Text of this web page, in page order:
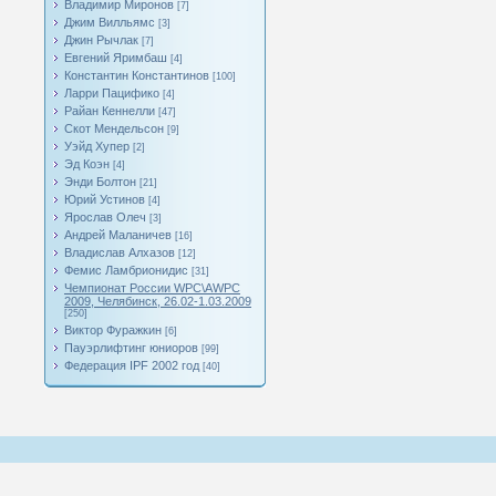
Владимир Миронов [7]
Джим Вилльямс [3]
Джин Рычлак [7]
Евгений Яримбаш [4]
Константин Константинов [100]
Ларри Пацифико [4]
Райан Кеннелли [47]
Скот Мендельсон [9]
Уэйд Хупер [2]
Эд Коэн [4]
Энди Болтон [21]
Юрий Устинов [4]
Ярослав Олеч [3]
Андрей Маланичев [16]
Владислав Алхазов [12]
Фемис Ламбрионидис [31]
Чемпионат России WPC\AWPC
2009, Челябинск, 26.02-1.03.2009
[250]
Виктор Фуражкин [6]
Пауэрлифтинг юниоров [99]
Федерация IPF 2002 год [40]